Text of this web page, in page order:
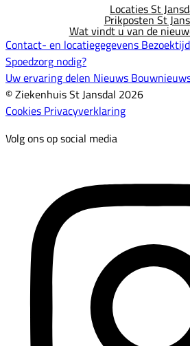
Locaties St
Prikposten St
Wat vindt u van de
Contact- en locatiegegevens
Spoedzorg nodig?
Uw ervaring delen Nieuws
© Ziekenhuis St Jansdal 2026
Cookies Privacyverklaring
Volg ons op social media